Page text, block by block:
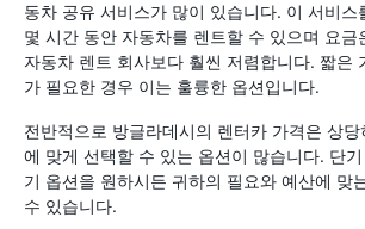
동차 공유 서비스가 많이 있습니다. 이 서비스
몇 시간 동안 자동차를 렌트할 수 있으며 요금
자동차 렌트 회사보다 훨씬 저렴합니다. 짧은
가 필요한 경우 이는 훌륭한 옵션입니다.
전반적으로 방글라데시의 렌터카 가격은 상
에 맞게 선택할 수 있는 옵션이 많습니다. 단
기 옵션을 원하시든 귀하의 필요와 예산에 맞
수 있습니다.